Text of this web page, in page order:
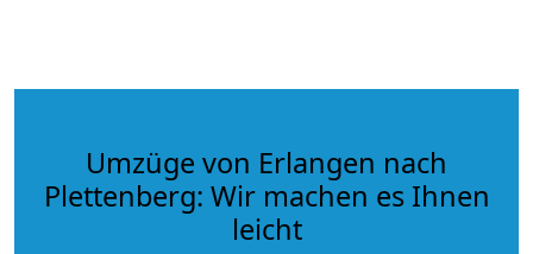
Umzüge von Erlangen nach
Plettenberg: Wir machen es Ihnen
leicht